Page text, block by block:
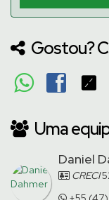
Gostou?
Uma
Daniel
CRECI